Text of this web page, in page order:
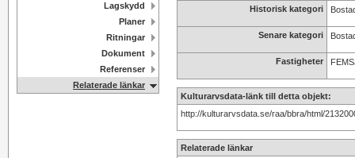
Lagskydd
Planer
Ritningar
Dokument
Referenser
Relaterade länkar
Historisk kategori
Senare kategori
Fastigheter
Kulturarvsdata-länk till detta objekt:
http://kulturarvsdata.se/raa/bbra/html/
Relaterade länkar